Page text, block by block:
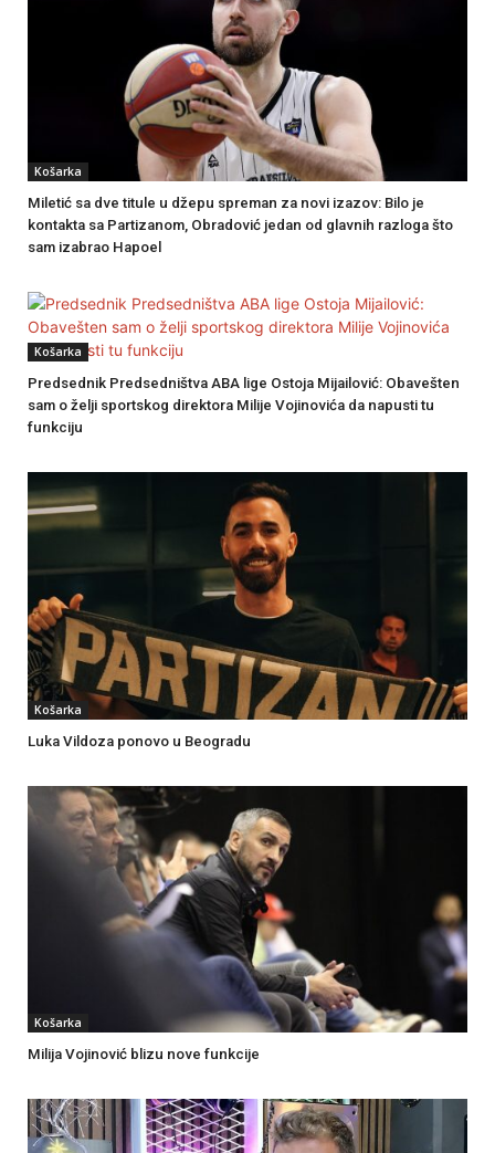
Košarka
Miletić sa dve titule u džepu spreman za novi izazov: Bilo je
kontakta sa Partizanom, Obradović jedan od glavnih razloga što
sam izabrao Hapoel
Košarka
Predsednik Predsedništva ABA lige Ostoja Mijailović: Obavešten
sam o želji sportskog direktora Milije Vojinovića da napusti tu
funkciju
Košarka
Luka Vildoza ponovo u Beogradu
Košarka
Milija Vojinović blizu nove funkcije